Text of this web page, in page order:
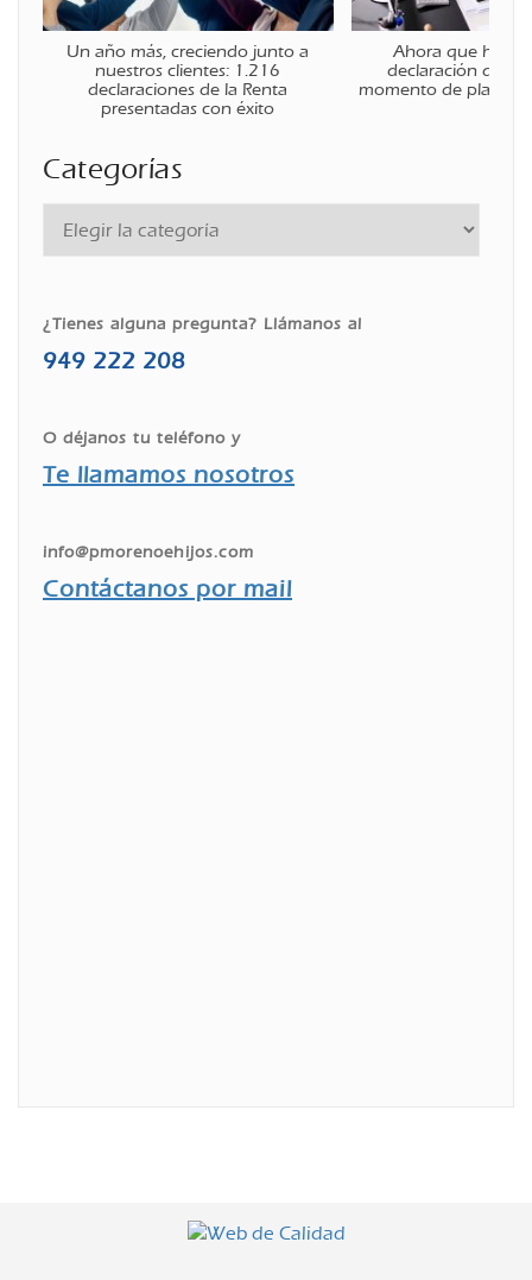
Un año más, creciendo junto a
nuestros clientes: 1.216
declaraciones de la Renta
presentadas con éxito
Ahora que ha
declaración de la
momento de
Categorías
¿Tienes alguna pregunta? Llámanos al
949 222 208
O déjanos tu teléfono y
Te llamamos nosotros
info@pmorenoehijos.com
Contáctanos por mail